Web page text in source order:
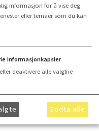
informasjon for å vise deg
eller temaer som du kan
informasjonkapsler
deaktivere alle valgfrie
Godta alle